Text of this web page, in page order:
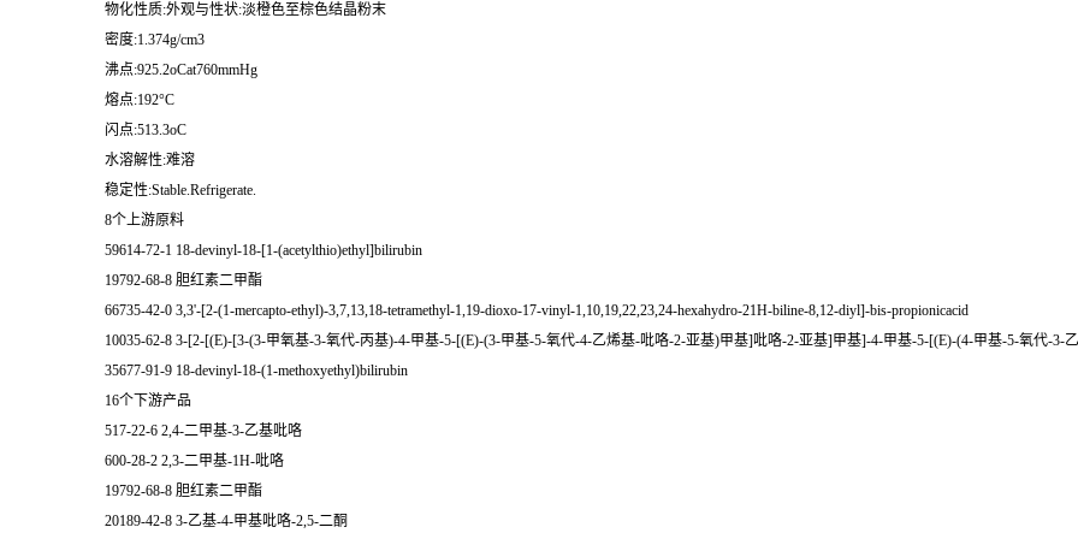
物化性质:外观与性状:淡橙色至棕色结晶粉末
密度:1.374g/cm3
沸点:925.2oCat760mmHg
熔点:192°C
闪点:513.3oC
水溶解性:难溶
稳定性:Stable.Refrigerate.
8个上游原料
59614-72-1 18-devinyl-18-[1-(acetylthio)ethyl]bilirubin
19792-68-8 胆红素二甲酯
66735-42-0 3,3'-[2-(1-mercapto-ethyl)-3,7,13,18-tetramethyl-1,19-dioxo-17-vinyl-1,10,19,22,23,24-hexahydro-21H-biline-8,12-diyl]-bis-propionicacid
10035-62-8 3-[2-[(E)-[3-(3-甲氧基-3-氧代-丙基)-4-甲基-5-[(E)-(3-甲基-5-氧代-4-乙烯基-吡咯-2-亚基)甲基]吡咯-2-亚基]甲基]-4-甲基-5-[(E)-(4-甲基-5-氧代-
35677-91-9 18-devinyl-18-(1-methoxyethyl)bilirubin
16个下游产品
517-22-6 2,4-二甲基-3-乙基吡咯
600-28-2 2,3-二甲基-1H-吡咯
19792-68-8 胆红素二甲酯
20189-42-8 3-乙基-4-甲基吡咯-2,5-二酮